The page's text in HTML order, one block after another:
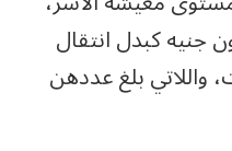
مبلغ 270 مليون جنيه كبدل انتقال
واللاتي بلغ عددهن